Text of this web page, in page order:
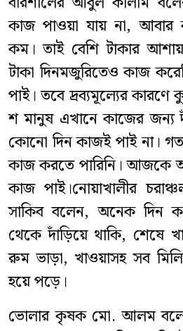
কাজ পাওয়া যায় না,
কম। তাই বেশি টাকার
টাকা দিনমজুরিতেও কাজ
পাই। তবে দ্রব্যমূল্যের কারণে
শ মানুষ এখানে কাজের জন্য
কোনো দিন কাজই পাই না। গত
কাজ করতে পারিনি। আজকে
কাজ পাই।নোয়াখালীর
সাকিব বলেন, অনেক দিন
থেকে দাঁড়িয়ে থাকি, শেষে
রুম ভাড়া, খাওয়াসহ সব
হয়ে পড়ে।
ভোলার কৃষক মো. আলম